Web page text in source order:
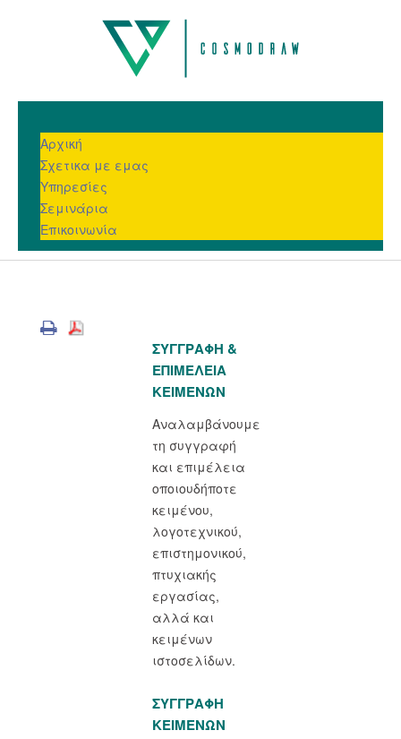
Αρχική
Σχετικα με εμας
Υπηρεσίες
Σεμινάρια
Επικοινωνία
ΣΥΓΓΡΑΦΗ &
ΕΠΙΜΕΛΕΙΑ
ΚΕΙΜΕΝΩΝ
Αναλαμβάνουμε
τη συγγραφή
και επιμέλεια
οποιουδήποτε
κειμένου,
λογοτεχνικού,
επιστημονικού,
πτυχιακής
εργασίας,
αλλά και
κειμένων
ιστοσελίδων.
ΣΥΓΓΡΑΦΗ
ΚΕΙΜΕΝΩΝ